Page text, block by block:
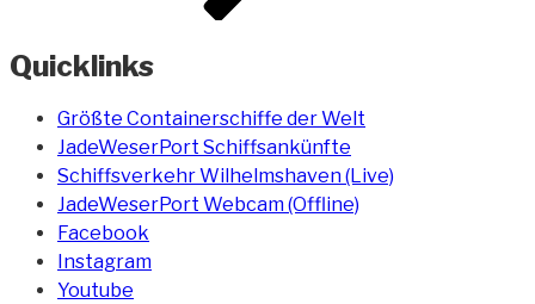
Quicklinks
Größte Containerschiffe der Welt
JadeWeserPort Schiffsankünfte
Schiffsverkehr Wilhelmshaven (Live)
JadeWeserPort Webcam (Offline)
Facebook
Instagram
Youtube